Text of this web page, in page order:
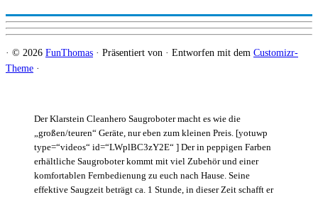
Der Klarstein Cleanhero Saugroboter macht es wie die
„großen/teuren“ Geräte, nur eben zum kleinen Preis. [yotuwp
type=“videos“ id=“LWplBC3zY2E“ ] Der in peppigen Farben
erhältliche Saugroboter kommt mit viel Zubehör und einer
komfortablen Fernbedienung zu euch nach Hause. Seine
effektive Saugzeit beträgt ca. 1 Stunde, in dieser Zeit schafft er
· © 2026 FunThomas · Präsentiert von · Entworfen mit dem Customizr-
Theme ·